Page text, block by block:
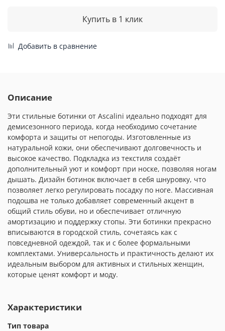
Купить в 1 клик
Добавить в сравнение
Описание
Эти стильные ботинки от Ascalini идеально подходят для
демисезонного периода, когда необходимо сочетание
комфорта и защиты от непогоды. Изготовленные из
натуральной кожи, они обеспечивают долговечность и
высокое качество. Подкладка из текстиля создаёт
дополнительный уют и комфорт при носке, позволяя ногам
дышать. Дизайн ботинок включает в себя шнуровку, что
позволяет легко регулировать посадку по ноге. Массивная
подошва не только добавляет современный акцент в
общий стиль обуви, но и обеспечивает отличную
амортизацию и поддержку стопы. Эти ботинки прекрасно
вписываются в городской стиль, сочетаясь как с
повседневной одеждой, так и с более формальными
комплектами. Универсальность и практичность делают их
идеальным выбором для активных и стильных женщин,
которые ценят комфорт и моду.
Характеристики
Тип товара